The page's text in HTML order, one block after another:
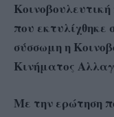
που
σύσσωμη η
Κινήματος
Με την ερώτηση